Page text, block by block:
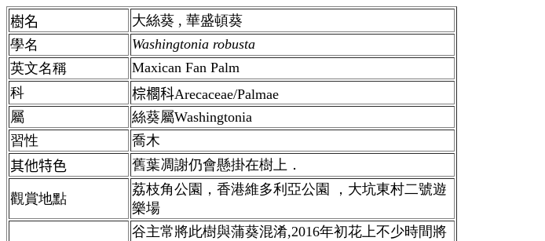
樹名
大絲葵 , 華盛頓葵
學名
Washingtonia robusta
英文名稱
Maxican Fan Palm
科
棕櫚科Arecaceae/Palmae
屬
絲葵屬Washingtonia
習性
喬木
其他特色
舊葉凋謝仍會懸掛在樹上．
觀賞地點
荔枝角公園，香港維多利亞公園 ，大坑東村二號遊
樂場
谷主常將此樹與蒲葵混淆,2016年初花上不少時間將